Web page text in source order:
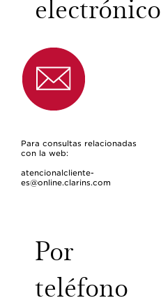
electrónico
Para consultas relacionadas
con la web:
atencionalcliente-
es@online.clarins.com
Por
teléfono